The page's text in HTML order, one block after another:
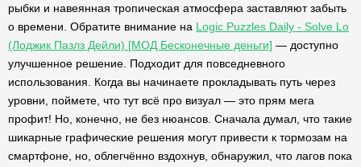
рыбки и навеянная тропическая атмосфера заставляют забыть
о времени. Обратите внимание на Logic Puzzles Daily - Solve Lo
(Лоджик Пазлз Дейли) [МОД Бесконечные деньги] — доступно
улучшенное решение. Подходит для повседневного
использования. Когда вы начинаете прокладывать путь через
уровни, поймете, что тут всё про визуал — это прям мега
профит! Но, конечно, не без нюансов. Сначала думал, что такие
шикарные графические решения могут привести к тормозам на
смартфоне, но, облегчённо вздохнув, обнаружил, что лагов пока